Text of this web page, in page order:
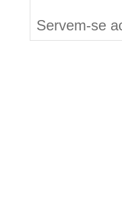
Servem-se